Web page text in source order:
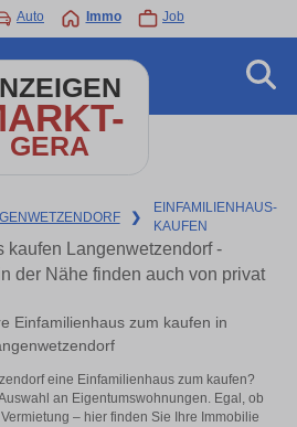
Auto Immo Job
GERA
❯
EINFAMILIENHAUS-
KAUFEN
kaufen Langenwetzendorf -
der Nähe finden auch von privat
Einfamilienhaus zum kaufen in
eine Einfamilienhaus zum kaufen?
an Eigentumswohnungen. Egal, ob
– hier finden Sie Ihre Immobilie